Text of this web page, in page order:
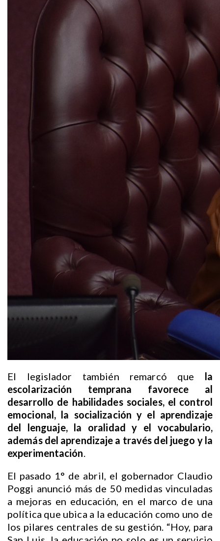
El legislador también remarcó que la
escolarización temprana favorece al
desarrollo de habilidades sociales, el control
emocional, la socialización y el aprendizaje
del lenguaje, la oralidad y el vocabulario,
además del aprendizaje a través del juego y la
experimentación.
El pasado 1° de abril, el gobernador Claudio
Poggi anunció más de 50 medidas vinculadas
a mejoras en educación, en el marco de una
política que ubica a la educación como uno de
los pilares centrales de su gestión. “Hoy, para